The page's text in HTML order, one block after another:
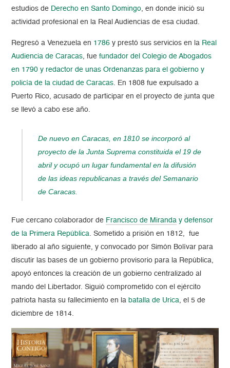
estudios de Derecho en Santo Domingo, en donde inició su
actividad profesional en la Real Audiencias de esa ciudad.
Regresó a Venezuela en 1786 y prestó sus servicios en la Real
Audiencia de Caracas, fuefundador del Colegio de Abogados
en 1790 y redactor de unas Ordenanzas para el gobierno y
policía de la ciudad de Caracas. En 1808 fue expulsado a
Puerto Rico, acusado de participar en el proyecto de junta que
se llevó a cabo ese año.
De nuevo en Caracas, en 1810 se incorporó al
proyecto de la Junta Suprema constituida el 19 de
abril y ocupó un lugar fundamental en la difusión
de las ideas republicanas a través delSemanario
de Caracas.
Fue cercano colaborador de Francisco de Miranda y defensor
de la Primera República. Sometido a prisión en 1812, fue
liberado al año siguiente, y convocado por Simón Bolívar para
discutir las bases de un gobierno provisorio para la República,
apoyó entonces la creación de un gobierno centralizado al
mando del Libertador. Siguió comprometido con el ejército
patriota hasta su fallecimiento en la batalla de Urica, el 5 de
diciembre de 1814.